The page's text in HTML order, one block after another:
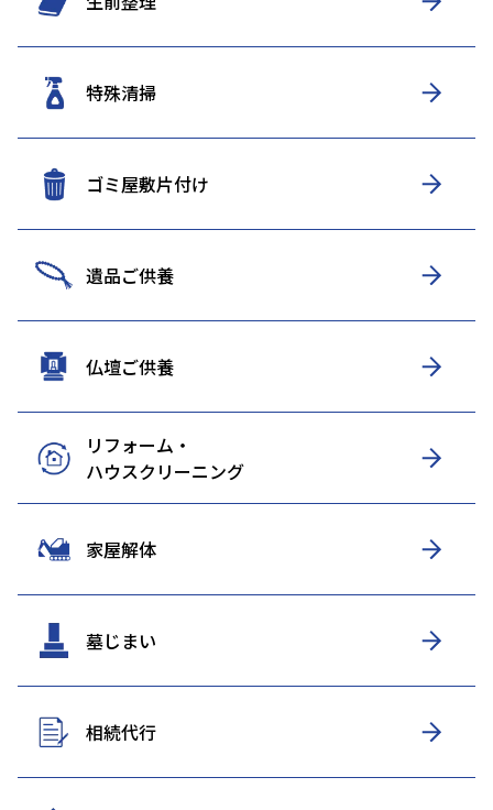
特殊清掃
ゴミ屋敷片付け
遺品ご供養
仏壇ご供養
リフォーム・
ハウスクリーニング
家屋解体
墓じまい
相続代行